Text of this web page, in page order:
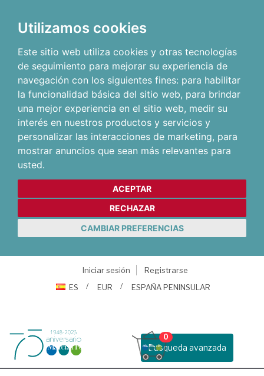
Utilizamos cookies
Este sitio web utiliza cookies y otras tecnologías
de seguimiento para mejorar su experiencia de
navegación con los siguientes fines: para habilitar
la funcionalidad básica del sitio web, para brindar
una mejor experiencia en el sitio web, medir su
interés en nuestros productos y servicios y
personalizar las interacciones de marketing, para
mostrar anuncios que sean más relevantes para
usted.
ACEPTAR
RECHAZAR
CAMBIAR PREFERENCIAS
Iniciar sesión
Registrarse
ES
EUR ESPAÑA PENINSULAR
Busqueda avanzada
0